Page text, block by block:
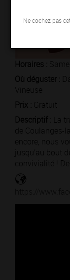
Ne cochez pas
Horaires :
Où déguster :
Vineuse
Prix : Gratuit
Descriptif : La
de Coulanges-
encore, nous
jusqu’au bout
convivialité !